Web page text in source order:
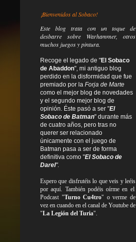
¡Bienvenidos al Sobaco!
Este blog trata con un toque de
desbarre sobre Warhammer, otros
muchos juegos y pintura.
Recoge el legado de "El Sobaco
de Abaddon", mi antiguo blog
perdido en la disformidad que fue
premiado por la Forja de Marte
como el mejor blog de novedades
y el segundo mejor blog de
opinión. Éste pasó a ser "El
Sobaco de Batman" durante más
de cuatro años, pero tras no
querer ser relacionado
únicamente con el juego de
Batman pasa a ser de forma
definitiva como "El Sobaco de
Darel".
Espero que disfrutéis lo queveis yleéis
por aquí. También podéis oírme en el
Podcast "Turno Cu4tro" o verme de
vez en cuando en el canal de Youtube de
"La Legión del Turia".